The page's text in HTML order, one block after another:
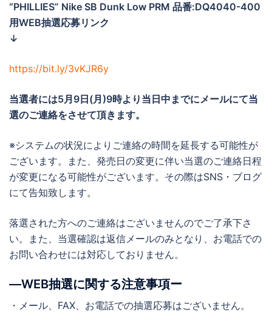
“PHILLIES” Nike SB Dunk Low PRM 品番:DQ4040-400
用WEB抽選応募リンク
↓
https://bit.ly/3vKJR6y
当選者には5月9日(月)9時より当日中までにメールにて当
選のご連絡をさせて頂きます。
※システムの状況によりご連絡の時間を延長する可能性が
ございます。また、発売日の変更に伴い当選のご連絡日程
が変更になる可能性がございます。その際はSNS・ブログ
にて告知致します。
落選された方へのご連絡はございませんのでご了承下さ
い。また、当選確認は返信メールのみとなり、お電話での
お問い合わせには対応しておりません。
―WEB抽選に関する注意事項ー
・メール、FAX、お電話での抽選応募はございません。